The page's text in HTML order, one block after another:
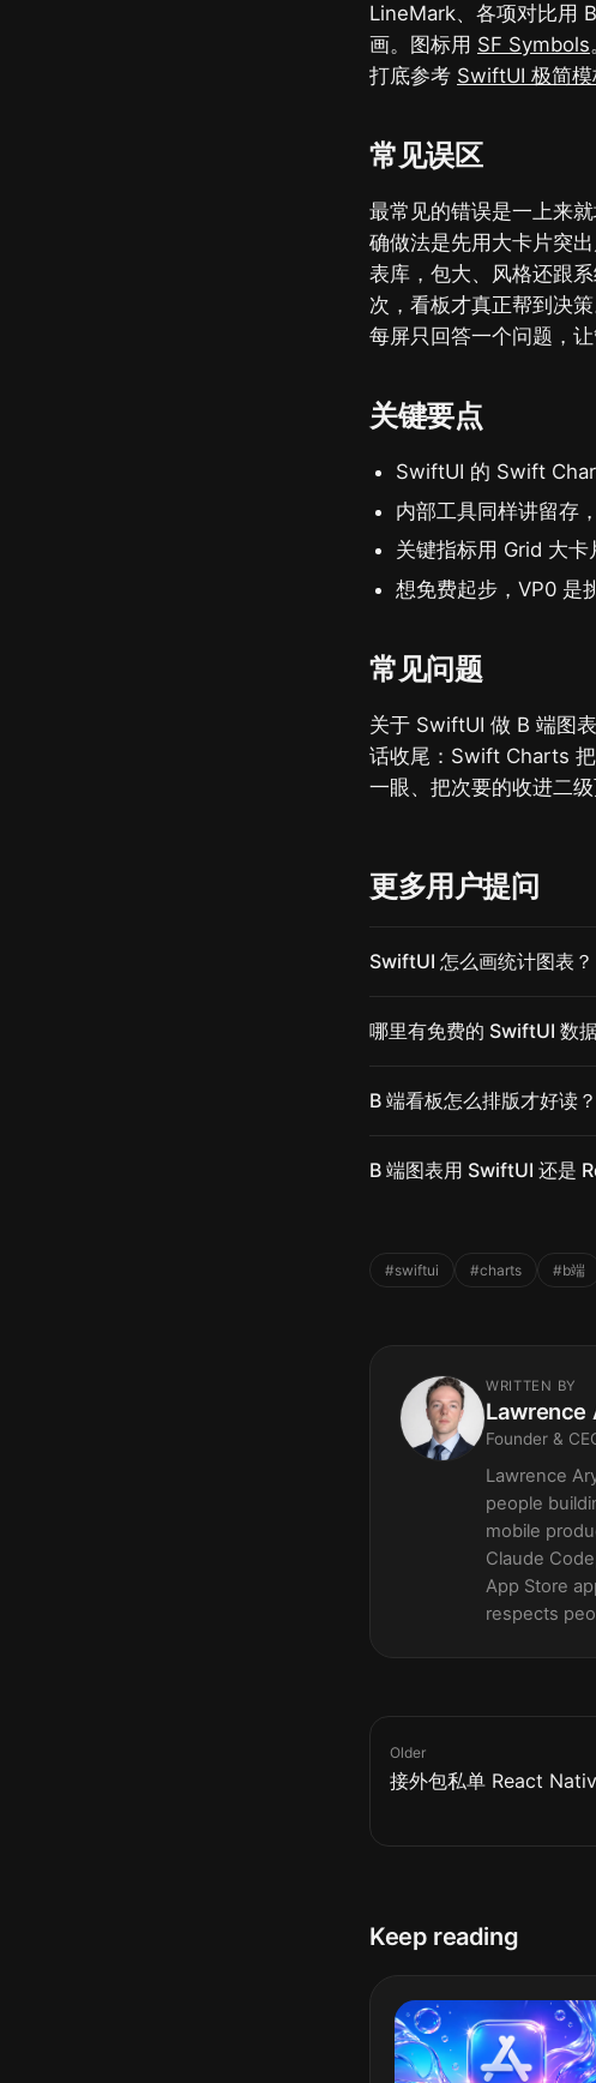
LineMark、各项对比用
画。图标用 SF Symbols
打底参考 SwiftUI 极简模
常见误区
最常见的错误是一上来
确做法是先用大卡片突
表库，包大、风格还跟
次，看板才真正帮到决
每屏只回答一个问题，让
关键要点
SwiftUI 的 Swift
内部工具同样讲留存
关键指标用 Grid 大卡
想免费起步，VP0 是
常见问题
关于 SwiftUI 做 B 端图
话收尾：Swift Charts
一眼、把次要的收进二
更多用户提问
SwiftUI 怎么画统计图表？
哪里有免费的 SwiftUI 数
B 端看板怎么排版才好读？
B 端图表用 SwiftUI 还是
#swiftui #charts #b端
WRITTEN BY
Lawrence
Founder &
Lawrence
people
mobile
Claude
App Store
respects
Older
接外包私单 React
Keep reading